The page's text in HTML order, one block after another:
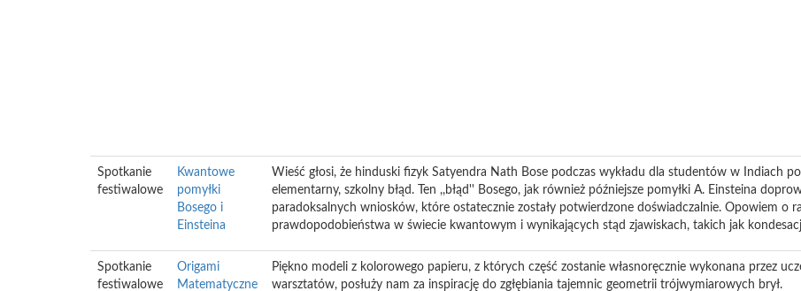
Spotkanie
festiwalowe
Kwantowe
pomyłki
Bosego i
Einsteina
Wieść głosi, że hinduski fizyk Satyendra Nath Bose podczas wykładu dla studentów w Indiach
elementarny, szkolny błąd. Ten ,,błąd'' Bosego, jak również późniejsze pomyłki A. Einsteina
paradoksalnych wniosków, które ostatecznie zostały potwierdzone doświadczalnie. Opowiem o
prawdopodobieństwa w świecie kwantowym i wynikających stąd zjawiskach, takich jak
Spotkanie
festiwalowe
Origami
Matematyczne
Piękno modeli z kolorowego papieru, z których część zostanie własnoręcznie wykonana przez
warsztatów, posłuży nam za inspirację do zgłębiania tajemnic geometrii trójwymiarowych brył.